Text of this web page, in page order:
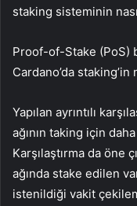
staking sisteminin nasıl
Proof-of-Stake (PoS)
Cardano’da staking’in
Yapılan ayrıntılı
ağının taking için
Karşılaştırma da öne
ağında stake edilen
istenildiği vakit